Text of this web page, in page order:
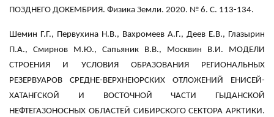
ПОЗДНЕГО ДОКЕМБРИЯ. Физика Земли. 2020. № 6. С. 113-134.
Шемин Г.Г., Первухина Н.В., Вахромеев А.Г., Деев Е.В., Глазырин
П.А., Смирнов М.Ю., Сапьяник В.В., Москвин В.И. МОДЕЛИ
СТРОЕНИЯ И УСЛОВИЯ ОБРАЗОВАНИЯ РЕГИОНАЛЬНЫХ
РЕЗЕРВУАРОВ СРЕДНЕ-ВЕРХНЕЮРСКИХ ОТЛОЖЕНИЙ ЕНИСЕЙ-
ХАТАНГСКОЙ И ВОСТОЧНОЙ ЧАСТИ ГЫДАНСКОЙ
НЕФТЕГАЗОНОСНЫХ ОБЛАСТЕЙ СИБИРСКОГО СЕКТОРА АРКТИКИ.